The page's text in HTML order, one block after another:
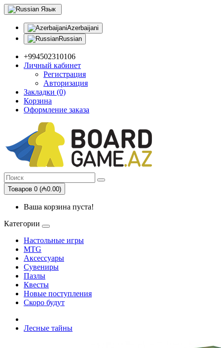
Язык
Azerbaijani
Russian
+994502310106
Личный кабинет
Регистрация
Авторизация
Закладки (0)
Корзина
Оформление заказа
Товаров 0 (₼0.00)
Ваша корзина пуста!
Категории
Настольные игры
MTG
Аксессуары
Сувениры
Пазлы
Квесты
Новые поступления
Скоро будут
Лесные тайны